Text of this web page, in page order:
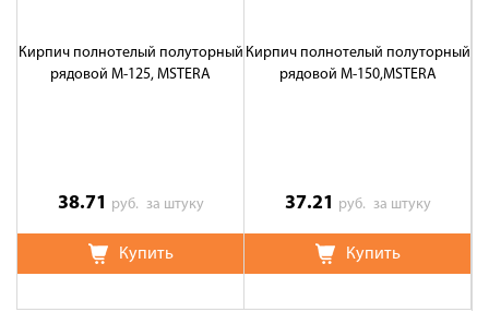
Кирпич полнотелый полуторный
рядовой М-125, MSTERA
38.71 руб. за штуку
Купить
Кирпич полнотелый полуторный
рядовой М-150,MSTERA
37.21 руб. за штуку
Купить